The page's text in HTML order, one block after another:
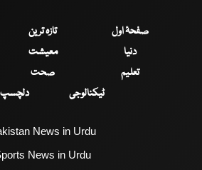
صفحۂ اول تازہ ترین
دنیا
معیشت
تعلیم
صحت
ٹیکنالوجی
News in Urdu
News in Urdu